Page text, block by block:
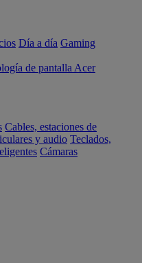
Día a día Gaming
de pantalla Acer
Cables, estaciones de
y audio Teclados,
Cámaras